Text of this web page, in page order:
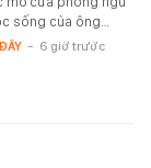
sống của ông…
- 6 giờ trước